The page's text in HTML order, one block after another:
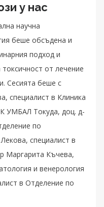
у нас
научна
беше обсъдена и
подход и
от лечение
Сесията беше с
специалист в Клиника
УМБАЛ Токуда, доц. д-
по
специалист в
Маргарита Къчева,
и венерология
в Отделение по